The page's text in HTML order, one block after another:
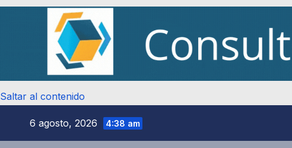
Saltar al contenido
6 agosto, 2026 4:38 am